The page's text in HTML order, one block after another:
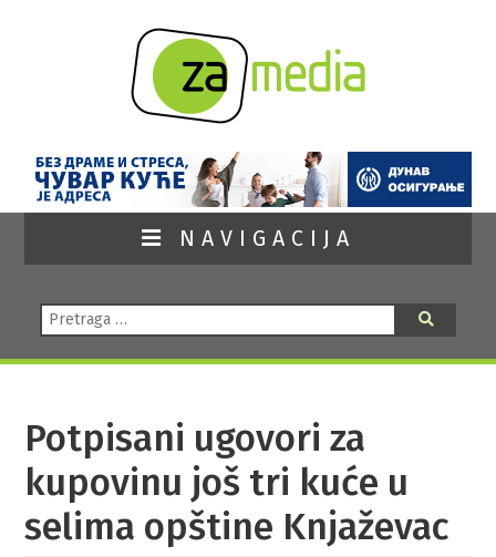
NAVIGACIJA
Pretraga:
Potpisani ugovori za
kupovinu još tri kuće u
selima opštine Knjaževac